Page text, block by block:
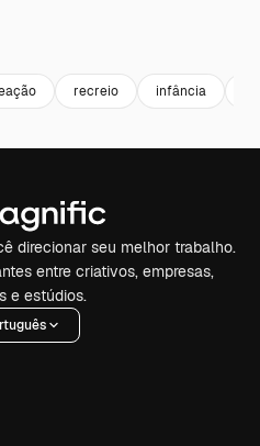
recreio infância
direcionar seu melhor trabalho.
entre criativos, empresas,
e estúdios.